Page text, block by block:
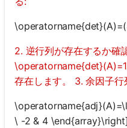
の
質
問
を
す
る
2. 逆行列が存在するか確
存在します。 3. 余因子行
\ -2 & 4 \end{array}\right]